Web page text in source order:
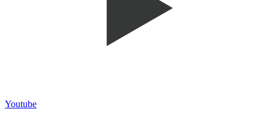
Youtube